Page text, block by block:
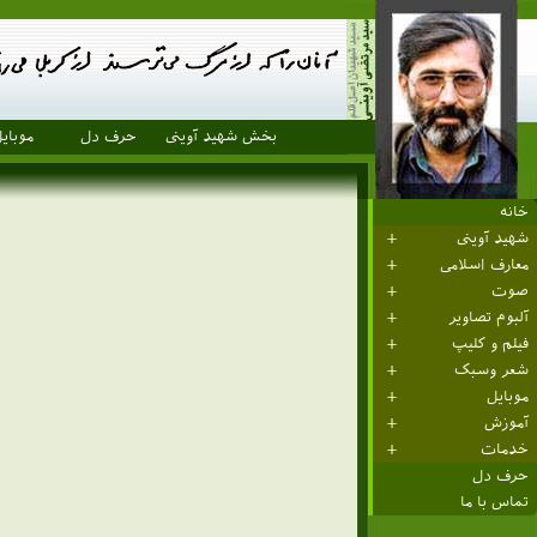
بخش شهید آوینی حرف دل
خانه
شهید آوینی
معارف اسلامی
صوت
آلبوم تصاویر
فیلم و کلیپ
شعر وسبک
موبایل
آموزش
خدمات
حرف دل
تماس با ما